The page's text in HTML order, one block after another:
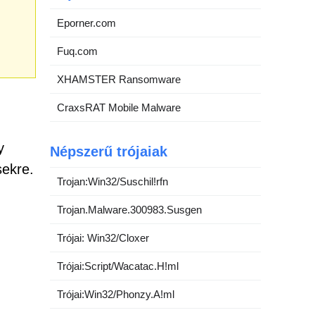
Eporner.com
Fuq.com
XHAMSTER Ransomware
CraxsRAT Mobile Malware
Népszerű trójaiak
Trojan:Win32/Suschil!rfn
Trojan.Malware.300983.Susgen
Trójai: Win32/Cloxer
Trójai:Script/Wacatac.H!ml
Trójai:Win32/Phonzy.A!ml